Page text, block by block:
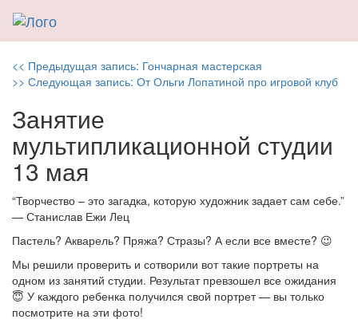
Навигация
по
записям
<< Предыдущая запись: Previous
post:
Гончарная мастерская
>> Следующая запись: Next
От Ольги Лопатиной про игровой клуб
Занятие
мультипликационной студии
13 мая
“Творчество – это загадка, которую художник задает сам себе.”
— Станислав Ежи Лец
Пастель? Акварель? Пряжа? Стразы? А если все вместе? 😉
Мы решили проверить и сотворили вот такие портреты на
одном из занятий студии. Результат превзошел все ожидания
😇 У каждого ребенка получился свой портрет — вы только
посмотрите на эти фото!